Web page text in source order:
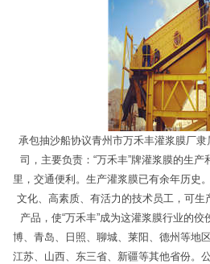
承包抽沙船协议青州市万禾丰灌浆膜厂
司，主要负责：“万禾丰”牌灌浆膜的生
里，交通便利。生产灌浆膜已有余年历史
文化、高素质、有活力的技术员工，可生
产品，使“万禾丰”成为这灌浆膜行业的
博、青岛、日照、聊城、莱阳、德州等地
江苏、山西、东三省、新疆等其他省份。